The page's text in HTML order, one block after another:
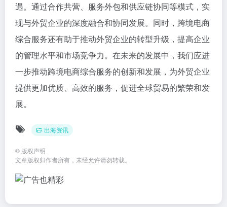
遇。通过合作共营、服务外包和供应链协同等模式，实
现与外贸企业的深度融合和协同发展。同时，跨境电商
综合服务还有助于推动外贸企业的转型升级，提高企业
的管理水平和市场竞争力。在未来的发展中，我们应进
一步推动跨境电商综合服务的创新和发展，为外贸企业
提供更加优质、高效的服务，促进全球贸易的繁荣和发
展。
出海资讯
© 版权声明
文章版权归作者所有，未经允许请勿转载。